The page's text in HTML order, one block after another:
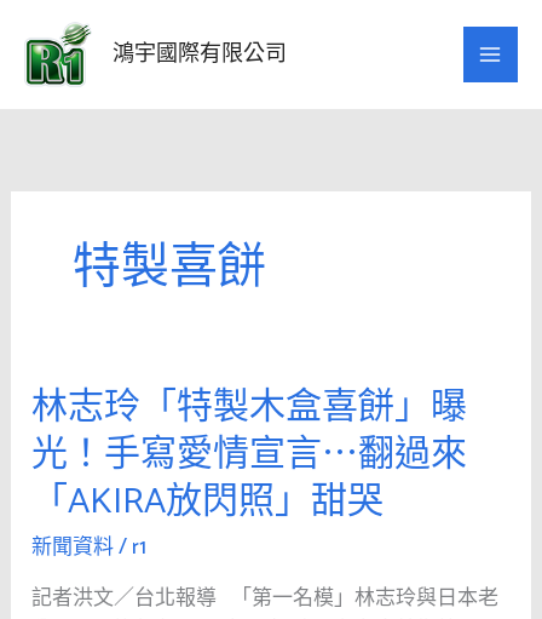
要
鴻宇國際有限公司
特製喜餅
林志玲「特製木盒喜餅」曝
光！手寫愛情宣言⋯翻過來
「AKIRA放閃照」甜哭
新聞資料/r1
記者洪文／台北報導 「第一名模」林志玲與日本老
林
志
玲
「特
製
木
盒